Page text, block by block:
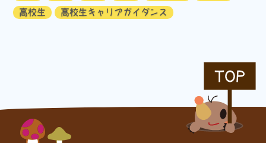
高校生
高校生キャリアガイダンス
TOP